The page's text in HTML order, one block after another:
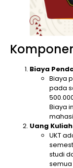
Biaya
Biaya
pada
Biaya
Uang
UKT
studi